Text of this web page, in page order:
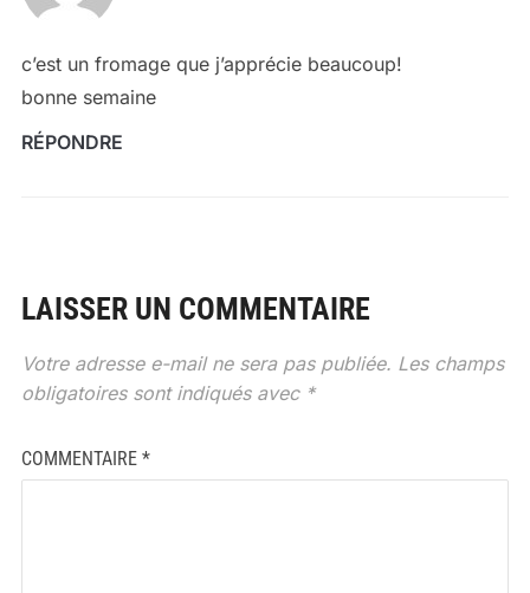
c’est un fromage que j’apprécie beaucoup!
bonne semaine
RÉPONDRE
LAISSER UN COMMENTAIRE
Votre adresse e-mail ne sera pas publiée. Les champs
obligatoires sont indiqués avec *
COMMENTAIRE *